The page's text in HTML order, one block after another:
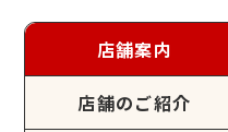
店舗案内
店舗のご紹介